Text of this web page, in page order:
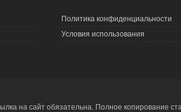
Политика конфиденциальности
Условия использования
на сайт обязательна. Полное копирование